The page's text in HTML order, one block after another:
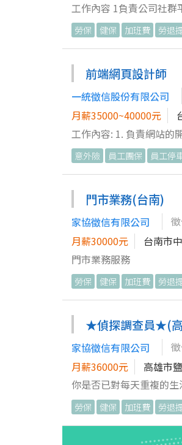
工作內容 1負責公司社群
助短影音製作與剪輯 4運
官網與品牌整體視覺風格維護 7與行銷
2具備社群美編或廣告設
Premiere、剪映等） 5熟
勞保 健保 加班費 勞退
前端網頁設計師
一統徵信股份有限公司
月薪35000~40000元
工作內容: 1. 負責網站的
成專案。 5. 主管交辦事項處理。 必備技能: 1.前端技術： 熟悉 HTML、CSS、JavaScript
Vue.js 使用過 Bootstrap 及其他
/ ThinkPHP的MVC架構 / MySQL資料庫操作 加分項目： 1. 公司
2. 除了ThinkPHP框架外
Gemini 擅長工具
意外險 員工團保 員工停
門市業務(台南)
家協徵信有限公司
月薪30000元
台南市
門市業務服務
勞保 健保 加班費 勞退
★偵探調查員★(
家協徵信有限公司
月薪36000元
高雄市
你是否已對每天重複的
一成不變很無聊、很沒有挑戰性嗎？ ~~現在你有新的選擇了~~ 你想要像007一樣使
影玩命關頭裡一樣緊張刺激嗎？ 你
興趣與熱忱者 2.喜歡學習
勞保 健保 加班費 勞退